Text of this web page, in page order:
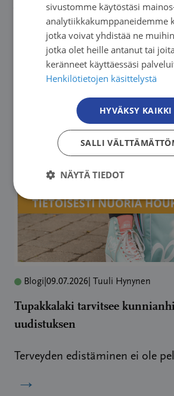
Järjestökoordinaattori
Blogi 09.07.2026 | Tuuli Hynynen
Tupakkalaki tarvitsee
uudistuksen
Terveyden edistäminen ei ole
→
sivustomme käytöstäsi
analytiikkakumppaneidemme
jotka voivat yhdistää ne
jotka olet heille antanut tai
keränneet käyttäessäsi
Henkilötietojen käsittelystä
HYVÄKSY KAIKKI
SALLI
NÄYTÄ TIEDOT